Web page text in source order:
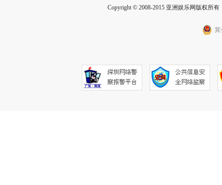
Copyright © 2008-2015 亚洲娱乐网版权所
冀